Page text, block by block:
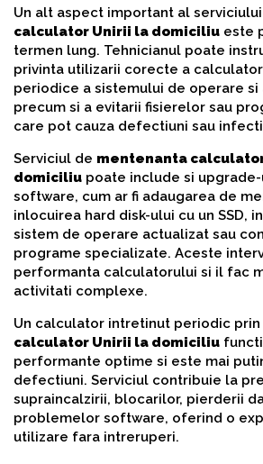
Un alt aspect important al
calculator Unirii la domiciliu este
termen lung. Tehnicianul poate
privinta utilizarii corecte a
periodice a sistemului de operare si
precum si a evitarii fisierelor sau
care pot cauza defectiuni sau
Serviciul de mentenanta
domiciliu poate include si
software, cum ar fi adaugarea de
inlocuirea hard disk-ului cu un SSD,
sistem de operare actualizat sau
programe specializate. Aceste
performanta calculatorului si il fac
activitati complexe.
Un calculator intretinut periodic prin
calculator Unirii la domiciliu
performante optime si este mai
defectiuni. Serviciul contribuie la
supraincalzirii, blocarilor, pierderii
problemelor software, oferind o
utilizare fara intreruperi.